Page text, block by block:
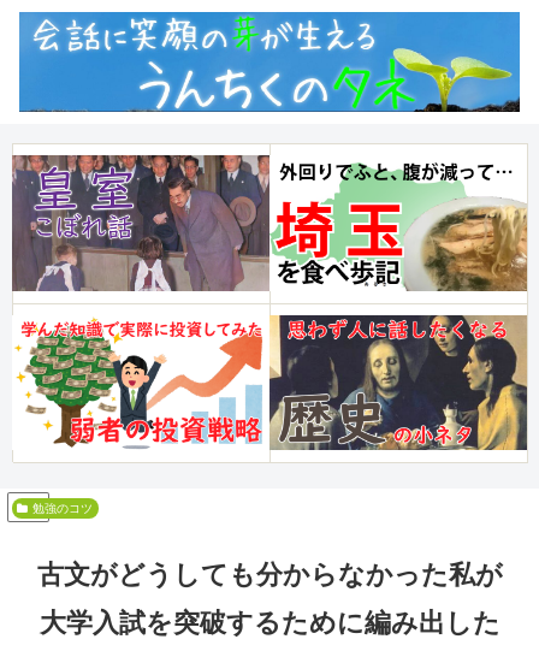
PR
古文がどうしても分からなかった私が
大学入試を突破するために編み出した
勉強のコツ